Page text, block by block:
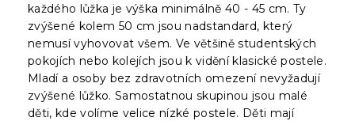
každého lůžka je výška minimálně 40 - 45 cm. Ty
zvýšené kolem 50 cm jsou nadstandard, který
nemusí vyhovovat všem. Ve většině studentských
pokojích nebo kolejích jsou k vidění klasické postele.
Mladí a osoby bez zdravotních omezení nevyžadují
zvýšené lůžko. Samostatnou skupinou jsou malé
děti, kde volíme velice nízké postele. Děti mají